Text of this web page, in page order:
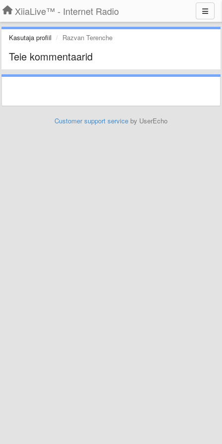
XiiaLive™ - Internet Radio
Kasutaja profiil Razvan Terenche
Teie kommentaarid
Customer support service by UserEcho